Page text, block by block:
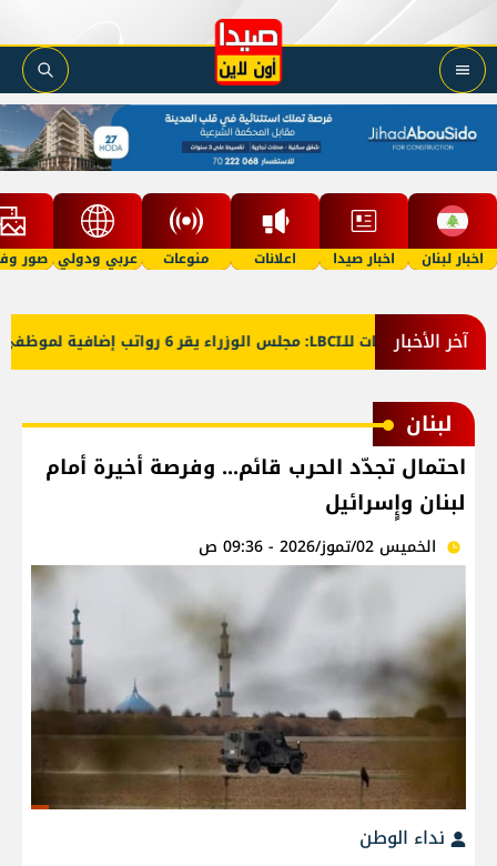
اخبار لبنان اخبار صيدا اعلانات منوعات عربي ودولي صور
آخر الأخبار
معلومات للـLBCI: مجلس الوزراء يقر 6 رواتب إضافية لموظفي القطاع العام وصرف الفروقات بأثر رجعي منذ آذار
لبنان
احتمال تجدّد الحرب قائم... وفرصة أخيرة أمام
لبنان وإٍسرائيل
الخميس 02/تموز/2026 - 09:36 ص
نداء الوطن